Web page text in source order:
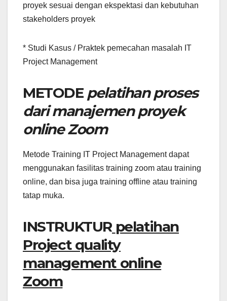
proyek sesuai dengan ekspektasi dan kebutuhan
stakeholders proyek
* Studi Kasus / Praktek pemecahan masalah IT
Project Management
METODE pelatihan proses
dari manajemen proyek
online Zoom
Metode Training IT Project Management dapat
menggunakan fasilitas training zoom atau training
online, dan bisa juga training offline atau training
tatap muka.
INSTRUKTUR pelatihan
Project quality
management online
Zoom